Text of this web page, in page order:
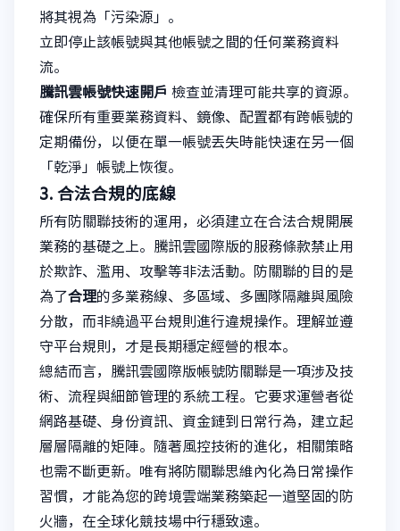
將其視為「污染源」。
立即停止該帳號與其他帳號之間的任何業務資料
流。
騰訊雲帳號快速開戶 檢查並清理可能共享的資源。
確保所有重要業務資料、鏡像、配置都有跨帳號的
定期備份，以便在單一帳號丟失時能快速在另一個
「乾淨」帳號上恢復。
3. 合法合規的底線
所有防關聯技術的運用，必須建立在合法合規開展
業務的基礎之上。騰訊雲國際版的服務條款禁止用
於欺詐、濫用、攻擊等非法活動。防關聯的目的是
為了合理的多業務線、多區域、多團隊隔離與風險
分散，而非繞過平台規則進行違規操作。理解並遵
守平台規則，才是長期穩定經營的根本。
總結而言，騰訊雲國際版帳號防關聯是一項涉及技
術、流程與細節管理的系統工程。它要求運營者從
網路基礎、身份資訊、資金鏈到日常行為，建立起
層層隔離的矩陣。隨著風控技術的進化，相關策略
也需不斷更新。唯有將防關聯思維內化為日常操作
習慣，才能為您的跨境雲端業務築起一道堅固的防
火牆，在全球化競技場中行穩致遠。